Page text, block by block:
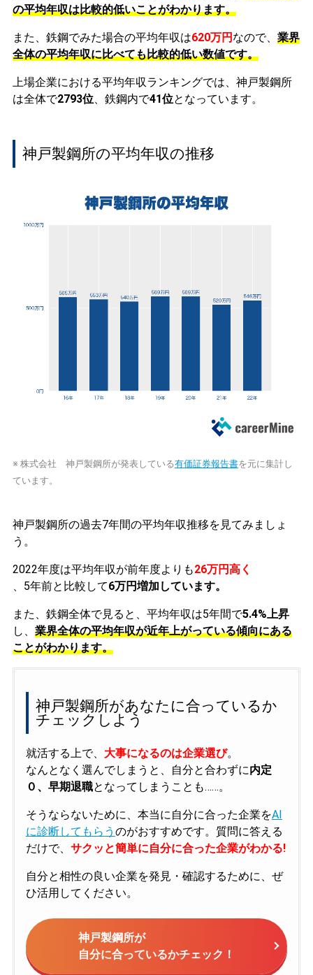
の平均年収は比較的低いことがわかります。
また、鉄鋼でみた場合の平均年収は620万円 なので、 業界
全体の平均年収に比べても比較的低い数値です。
上場企業における平均年収ランキングでは、神戸製鋼所
は全体で2793位、鉄鋼内で41位となっています。
神戸製鋼所の平均年収の推移
※ 株式会社 神戸製鋼所が発表している有価証券報告書を元に集計し
ています。
神戸製鋼所の過去7年間の平均年収推移を見てみましょ
う。
2022年度は平均年収が前年度よりも26万円高く
、5年前と比較して6万円増加しています。
また、鉄鋼全体で見ると、平均年収は5年間で5.4%上昇
し、 業界全体の平均年収が近年上がっている傾向にある
ことがわかります。
神戸製鋼所があなたに合っているか
チェックしよう
就活する上で、 大事になるのは企業選び。
なんとなく選んでしまうと、自分と合わずに内定
０、早期退職となってしまうことも……。
そうならないために、本当に自分に合った企業をAI
に診断してもらう のがおすすめです。質問に答える
だけで、 サクッと簡単に自分に合った企業がわかる!
自分と相性の良い企業を発見・確認するために、ぜ
ひ活用してください。
神戸製鋼所が
自分に合っているかチェック！